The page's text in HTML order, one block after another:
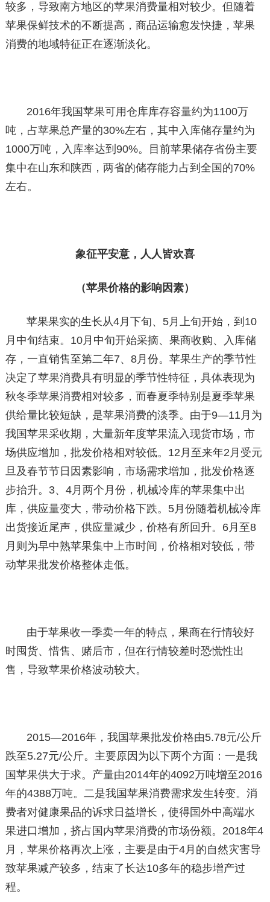
较多，导致南方地区的苹果消费量相对较少。但随着
苹果保鲜技术的不断提高，商品运输愈发快捷，苹果
消费的地域特征正在逐渐淡化。
2016年我国苹果可用仓库库存容量约为1100万
吨，占苹果总产量的30%左右，其中入库储存量约为
1000万吨，入库率达到90%。目前苹果储存省份主要
集中在山东和陕西，两省的储存能力占到全国的70%
左右。
象征平安意，人人皆欢喜
（苹果价格的影响因素）
苹果果实的生长从4月下旬、5月上旬开始，到10
月中旬结束。10月中旬开始采摘、果商收购、入库储
存，一直销售至第二年7、8月份。苹果生产的季节性
决定了苹果消费具有明显的季节性特征，具体表现为
秋冬季苹果消费相对较多，而春夏季特别是夏季苹果
供给量比较短缺，是苹果消费的淡季。由于9—11月为
我国苹果采收期，大量新年度苹果流入现货市场，市
场供应增加，批发价格相对较低。12月至来年2月受元
旦及春节节日因素影响，市场需求增加，批发价格逐
步抬升。3、4月两个月份，机械冷库的苹果集中出
库，供应量变大，带动价格下跌。5月份随着机械冷库
出货接近尾声，供应量减少，价格有所回升。6月至8
月则为早中熟苹果集中上市时间，价格相对较低，带
动苹果批发价格整体走低。
由于苹果收一季卖一年的特点，果商在行情较好
时囤货、惜售、赌后市，但在行情较差时恐慌性出
售，导致苹果价格波动较大。
2015—2016年，我国苹果批发价格由5.78元/公斤
跌至5.27元/公斤。主要原因为以下两个方面：一是我
国苹果供大于求。产量由2014年的4092万吨增至2016
年的4388万吨。二是我国苹果消费需求发生转变。消
费者对健康果品的诉求日益增长，使得国外中高端水
果进口增加，挤占国内苹果消费的市场份额。2018年4
月，苹果价格再次上涨，主要是由于4月的自然灾害导
致苹果减产较多，结束了长达10多年的稳步增产过
程。